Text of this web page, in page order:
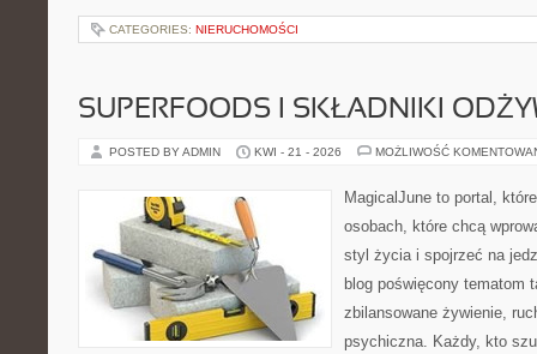
CATEGORIES: NIERUCHOMOŚCI
SUPERFOODS I SKŁADNIKI
POSTED BY ADMIN KWI - 21 - 2026 MOŻLIWOŚĆ
MagicalJune to portal,
osobach, które chcą
styl życia i spojrzeć na
blog poświęcony tematom
zbilansowane żywienie,
psychiczna. Każdy, kto